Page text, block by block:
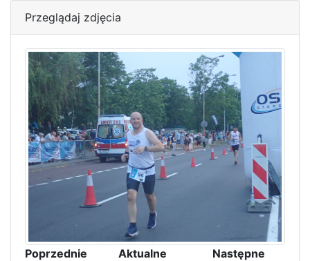
Przeglądaj zdjęcia
Poprzednie Aktualne Następne